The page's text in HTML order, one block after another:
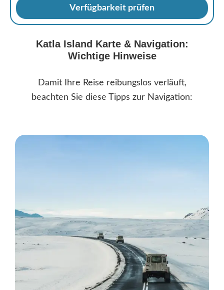
Verfügbarkeit prüfen
Katla Island Karte & Navigation:
Wichtige Hinweise
Damit Ihre Reise reibungslos verläuft,
beachten Sie diese Tipps zur Navigation: